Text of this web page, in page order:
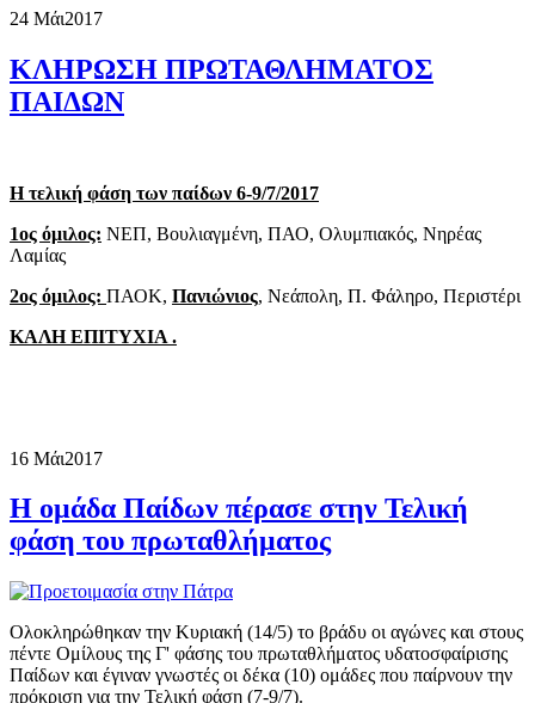
24 Μάι2017
ΚΛΗΡΩΣΗ ΠΡΩΤΑΘΛΗΜΑΤΟΣ
ΠΑΙΔΩΝ
Η τελική φάση των παίδων 6-9/7/2017
1ος όμιλος: ΝΕΠ, Βουλιαγμένη, ΠΑΟ, Ολυμπιακός, Νηρέας
Λαμίας
2ος όμιλος: ΠΑΟΚ, Πανιώνιος, Νεάπολη, Π. Φάληρο, Περιστέρι
ΚΑΛΗ ΕΠΙΤΥΧΙΑ .
16 Μάι2017
H ομάδα Παίδων πέρασε στην Τελική
φάση του πρωταθλήματος
Ολοκληρώθηκαν την Κυριακή (14/5) το βράδυ οι αγώνες και στους
πέντε Ομίλους της Γ' φάσης του πρωταθλήματος υδατοσφαίρισης
Παίδων και έγιναν γνωστές οι δέκα (10) ομάδες που παίρνουν την
πρόκριση για την Τελική φάση (7-9/7).